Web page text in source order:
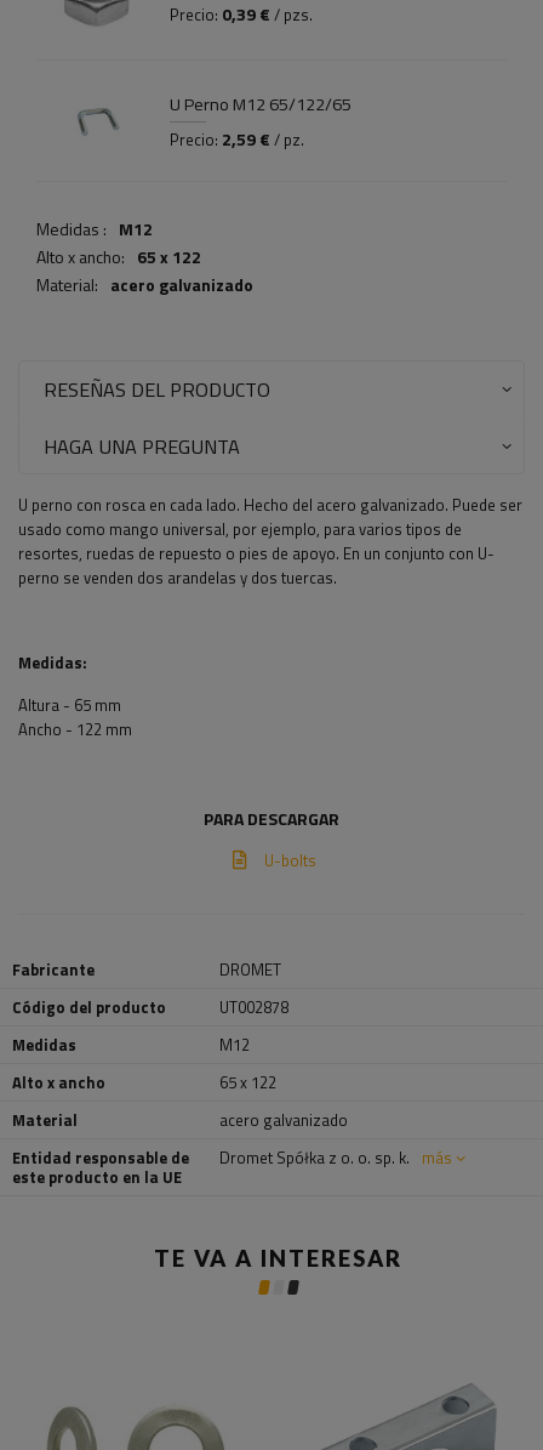
Precio: 0,39 € / pzs.
U Perno M12 65/122/65
Precio: 2,59 € / pz.
Medidas : M12
Alto x ancho: 65 x 122
Material: acero galvanizado
RESEÑAS DEL PRODUCTO
HAGA UNA PREGUNTA
U perno con rosca en cada lado. Hecho del acero galvanizado. Puede ser
usado como mango universal, por ejemplo, para varios tipos de
resortes, ruedas de repuesto o pies de apoyo. En un conjunto con U-
perno se venden dos arandelas y dos tuercas.
Medidas:
Altura - 65 mm
Ancho - 122 mm
PARA DESCARGAR
U-bolts
Fabricante
DROMET
Código del producto
UT002878
Medidas
M12
Alto x ancho
65 x 122
Material
acero galvanizado
Entidad responsable de
este producto en la UE
Dromet Spółka z o. o. sp. k. más
TE VA A INTERESAR